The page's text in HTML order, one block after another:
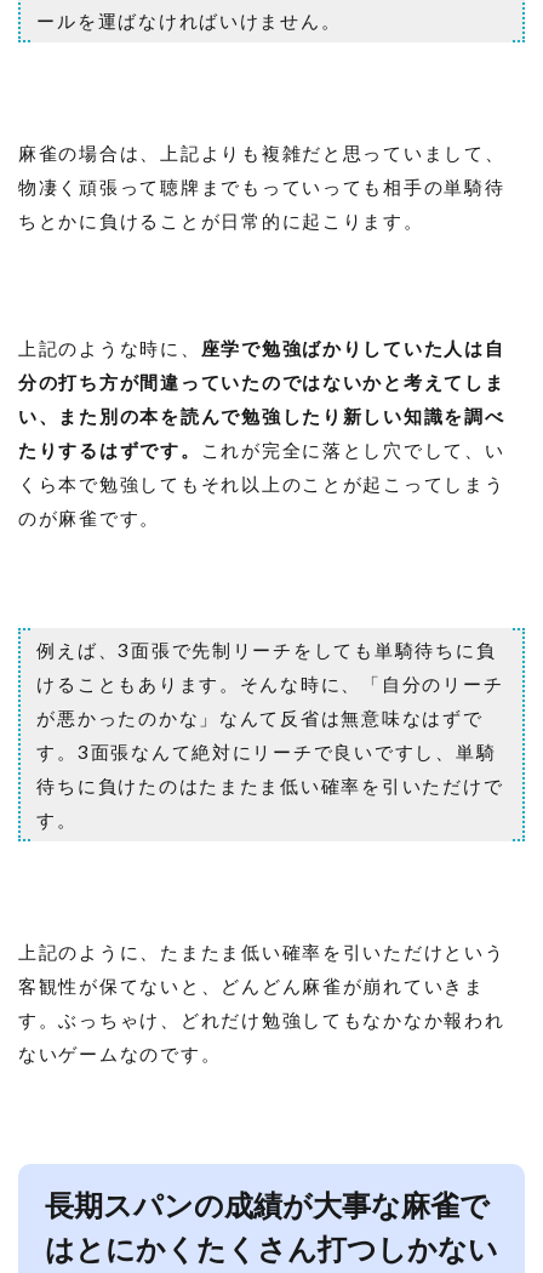
ールを運ばなければいけません。
麻雀の場合は、上記よりも複雑だと思っていまして、
物凄く頑張って聴牌までもっていっても相手の単騎待
ちとかに負けることが日常的に起こります。
上記のような時に、 座学で勉強ばかりしていた人は自
分の打ち方が間違っていたのではないかと考えてしま
い、また別の本を読んで勉強したり新しい知識を調べ
たりするはずです。
これが完全に落とし穴でして、い
くら本で勉強してもそれ以上のことが起こってしまう
のが麻雀です。
例えば、3面張で先制リーチをしても単騎待ちに負
けることもあります。そんな時に、「自分のリーチ
が悪かったのかな」なんて反省は無意味なはずで
す。3面張なんて絶対にリーチで良いですし、単騎
待ちに負けたのはたまたま低い確率を引いただけで
す。
上記のように、たまたま低い確率を引いただけという
客観性が保てないと、どんどん麻雀が崩れていきま
す。ぶっちゃけ、どれだけ勉強してもなかなか報われ
ないゲームなのです。
長期スパンの成績が大事な麻雀で
はとにかくたくさん打つしかない